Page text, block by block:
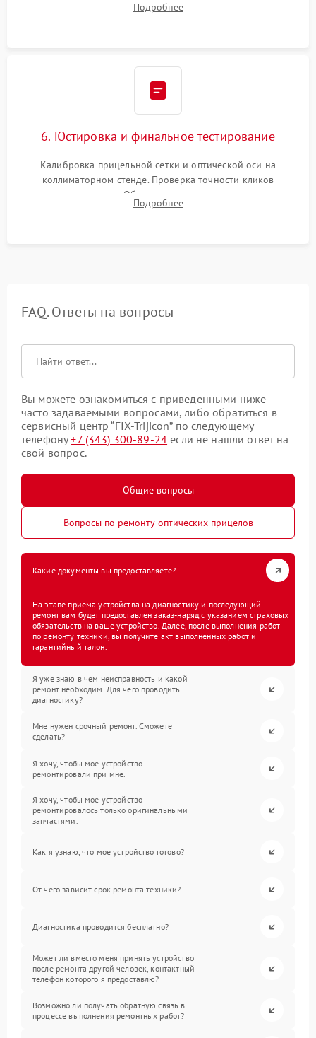
и заполнение его осушенным азотом или аргоном для
Подробнее
6. Юстировка и финальное тестирование
Калибровка прицельной сетки и оптической оси на
коллиматорном стенде. Проверка точности кликов
механизма поправок. Обязательное испытание прицела на
ударном стенде для проверки устойчивости к отдаче и
Подробнее
FAQ. Ответы на вопросы
Вы можете ознакомиться с приведенными ниже
часто задаваемыми вопросами, либо обратиться в
сервисный центр “FIX-Trijicon” по следующему
телефону+7 (343) 300-89-24 если не нашли ответ на
свой вопрос.
Общие вопросы
Вопросы по ремонту оптических прицелов
Какие документы вы предоставляете?
На этапе приема устройства на диагностику и последующий
ремонт вам будет предоставлен заказ-наряд с указанием страховых
обязательств на ваше устройство. Далее, после выполнения работ
по ремонту техники, вы получите акт выполненных работ и
гарантийный талон.
Я уже знаю в чем неисправность и какой
ремонт необходим. Для чего проводить
диагностику?
Мне нужен срочный ремонт. Сможете
сделать?
Я хочу, чтобы мое устройство
ремонтировали при мне.
Я хочу, чтобы мое устройство
ремонтировалось только оригинальными
запчастями.
Как я узнаю, что мое устройство готово?
От чего зависит срок ремонта техники?
Диагностика проводится бесплатно?
Может ли вместо меня принять устройство
после ремонта другой человек, контактный
телефон которого я предоставлю?
Возможно ли получать обратную связь в
процессе выполнения ремонтных работ?